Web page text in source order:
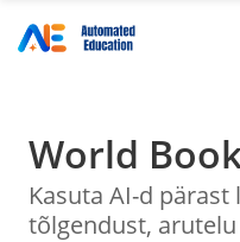
World
Kasuta AI-d
tõlgendust,